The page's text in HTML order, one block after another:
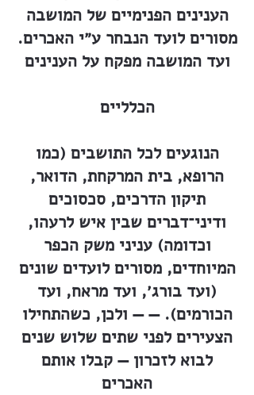
הענינים הפנימיים של המושבה
מסורים לועד הנבחר ע״י האכרים.
ועד המושבה מפקח על הענינים
הכלליים
הנוגעים לכל התושבים (כמו
הרופא, בית המרקחת, הדואר,
תיקון הדרכים, סכסוכים
ודיני־דברים שבין איש לרעהו,
וכדומה) עניני משק הכפר
המיוחדים, מסורים לועדים שונים
(ועד בורג׳, ועד מראח, ועד
הכורמים). — — ולכן, כשהתחילו
הצעירים לפני שתים שלוש שנים
לבוא לזכרון — קבלו אותם
האכרים